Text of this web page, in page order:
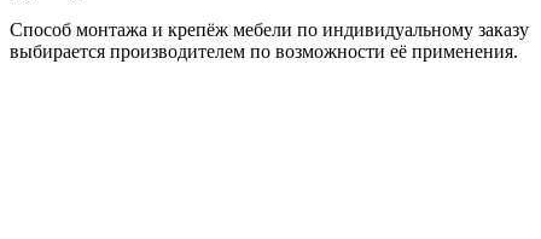
Способ монтажа и крепёж мебели по индивидуальному заказу
выбирается производителем по возможности её применения.